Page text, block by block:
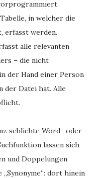
in welcher die
erfasst werden.
alle relevanten
– die nicht
der Hand einer Person
der Datei hat. Alle
schlichte Word- oder
lassen sich
und Doppelungen
dort hinein